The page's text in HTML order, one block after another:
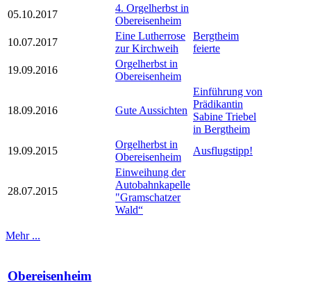
05.10.2017
4. Orgelherbst in
Obereisenheim
10.07.2017
Eine Lutherrose
zur Kirchweih
Bergtheim
feierte
19.09.2016
Orgelherbst in
Obereisenheim
18.09.2016 Gute Aussichten
Einführung von
Prädikantin
Sabine Triebel
in Bergtheim
19.09.2015
Orgelherbst in
Obereisenheim
Ausflugstipp!
28.07.2015
Einweihung der
Autobahnkapelle
"Gramschatzer
Wald“
Mehr ...
Obereisenheim